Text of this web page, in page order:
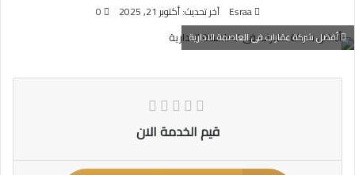
Esraa آخر تحديث: أكتوبر 21, 2025 0
أفضل شركة عقارات فى العاصمة الادارية
قيم الخدمة الان